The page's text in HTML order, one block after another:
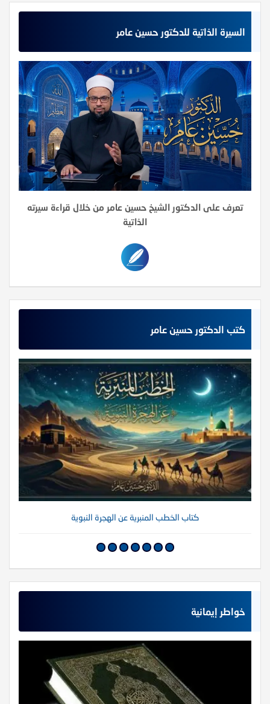
السيرة الذاتية للدكتور حسين عامر
تعرف على الدكتور الشيخ حسين عامر من خلال قراءة سيرته
الذاتية
كتب الدكتور حسين عامر
كتاب الخطب المنبرية عن الهجرة النبوية
خواطر إيمانية